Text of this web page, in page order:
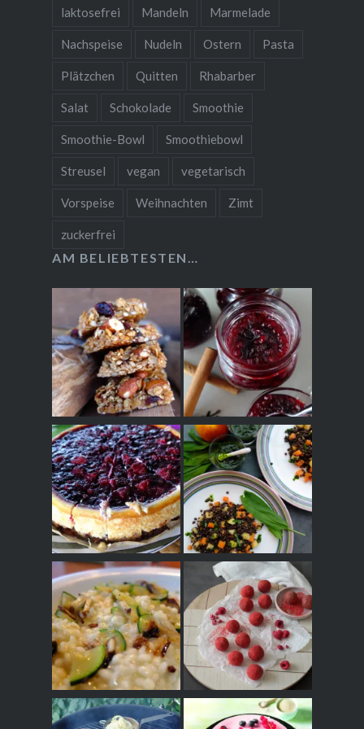
laktosefrei Mandeln Marmelade
Nachspeise Nudeln Ostern Pasta
Plätzchen Quitten Rhabarber
Salat Schokolade Smoothie
Smoothie-Bowl Smoothiebowl
Streusel vegan vegetarisch
Vorspeise Weihnachten Zimt
zuckerfrei
AM BELIEBTESTEN…